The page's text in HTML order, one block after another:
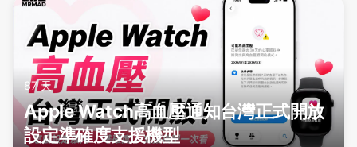
87 天
Apple Watch高血壓通知台灣正式開放
設定準確度支援機型